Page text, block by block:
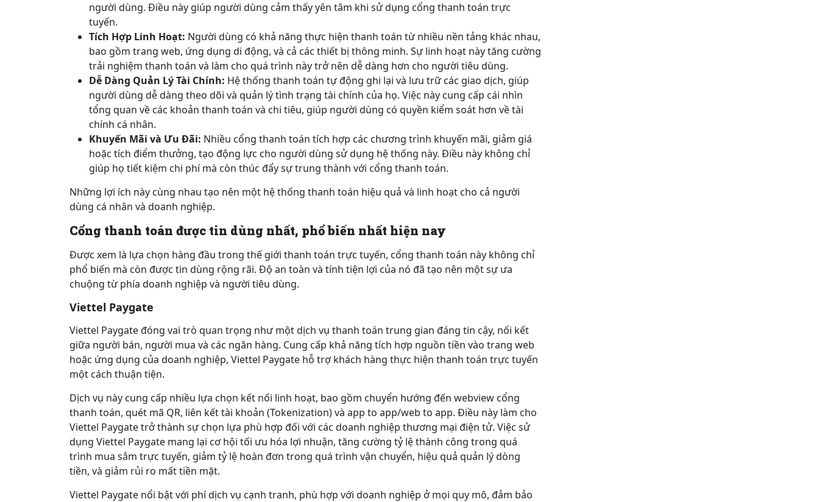
người dùng. Điều này giúp người dùng cảm thấy yên tâm khi sử dụng cổng thanh toán trực
tuyến.
Tích Hợp Linh Hoạt: Người dùng có khả năng thực hiện thanh toán từ nhiều nền tảng khác nhau,
bao gồm trang web, ứng dụng di động, và cả các thiết bị thông minh. Sự linh hoạt này tăng cường
trải nghiệm thanh toán và làm cho quá trình này trở nên dễ dàng hơn cho người tiêu dùng.
Dễ Dàng Quản Lý Tài Chính: Hệ thống thanh toán tự động ghi lại và lưu trữ các giao dịch, giúp
người dùng dễ dàng theo dõi và quản lý tình trạng tài chính của họ. Việc này cung cấp cái nhìn
tổng quan về các khoản thanh toán và chi tiêu, giúp người dùng có quyền kiểm soát hơn về tài
chính cá nhân.
Khuyến Mãi và Ưu Đãi: Nhiều cổng thanh toán tích hợp các chương trình khuyến mãi, giảm giá
hoặc tích điểm thưởng, tạo động lực cho người dùng sử dụng hệ thống này. Điều này không chỉ
giúp họ tiết kiệm chi phí mà còn thúc đẩy sự trung thành với cổng thanh toán.
Những lợi ích này cùng nhau tạo nên một hệ thống thanh toán hiệu quả và linh hoạt cho cả người
dùng cá nhân và doanh nghiệp.
Cổng thanh toán được tin dùng nhất, phổ biến nhất hiện nay
Được xem là lựa chọn hàng đầu trong thế giới thanh toán trực tuyến, cổng thanh toán này không chỉ
phổ biến mà còn được tin dùng rộng rãi. Độ an toàn và tính tiện lợi của nó đã tạo nên một sự ưa
chuộng từ phía doanh nghiệp và người tiêu dùng.
Viettel Paygate
Viettel Paygate đóng vai trò quan trọng như một dịch vụ thanh toán trung gian đáng tin cậy, nối kết
giữa người bán, người mua và các ngân hàng. Cung cấp khả năng tích hợp nguồn tiền vào trang web
hoặc ứng dụng của doanh nghiệp, Viettel Paygate hỗ trợ khách hàng thực hiện thanh toán trực tuyến
một cách thuận tiện.
Dịch vụ này cung cấp nhiều lựa chọn kết nối linh hoạt, bao gồm chuyển hướng đến webview cổng
thanh toán, quét mã QR, liên kết tài khoản (Tokenization) và app to app/web to app. Điều này làm cho
Viettel Paygate trở thành sự chọn lựa phù hợp đối với các doanh nghiệp thương mại điện tử. Việc sử
dụng Viettel Paygate mang lại cơ hội tối ưu hóa lợi nhuận, tăng cường tỷ lệ thành công trong quá
trình mua sắm trực tuyến, giảm tỷ lệ hoàn đơn trong quá trình vận chuyển, hiệu quả quản lý dòng
tiền, và giảm rủi ro mất tiền mặt.
Viettel Paygate nổi bật với phí dịch vụ cạnh tranh, phù hợp với doanh nghiệp ở mọi quy mô, đảm bảo